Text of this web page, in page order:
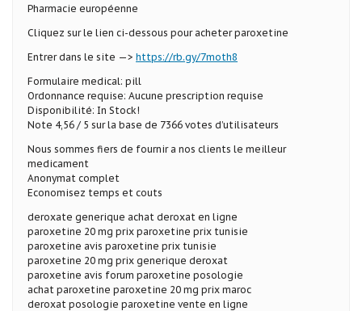
Pharmacie européenne
Cliquez sur le lien ci-dessous pour acheter paroxetine
Entrer dans le site —> https://rb.gy/7moth8
Formulaire medical: pill
Ordonnance requise: Aucune prescription requise
Disponibilité: In Stock!
Note 4,56 / 5 sur la base de 7366 votes d’utilisateurs
Nous sommes fiers de fournir a nos clients le meilleur
medicament
Anonymat complet
Economisez temps et couts
deroxate generique achat deroxat en ligne
paroxetine 20 mg prix paroxetine prix tunisie
paroxetine avis paroxetine prix tunisie
paroxetine 20 mg prix generique deroxat
paroxetine avis forum paroxetine posologie
achat paroxetine paroxetine 20 mg prix maroc
deroxat posologie paroxetine vente en ligne